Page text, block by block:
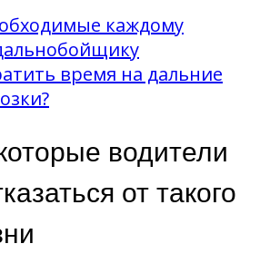
каждому
время на дальние
водители
от такого